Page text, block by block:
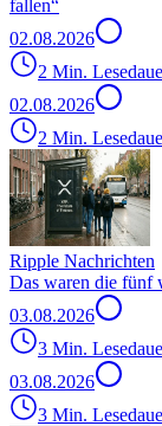
fallen“
02.08.2026
2 Min.
02.08.2026
2 Min.
Ripple Nachrichten
Das waren die fünf
03.08.2026
3 Min.
03.08.2026
3 Min.